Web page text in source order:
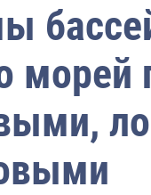
морей